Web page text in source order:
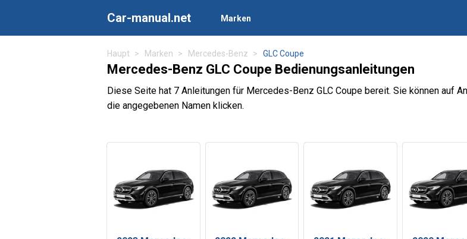
Car-manual.net Marken
Haupt Marken Mercedes-Benz GLC Coupe
Mercedes-Benz GLC Coupe Bedienungsanleitungen
Diese Seite hat 7 Anleitungen für Mercedes-Benz GLC Coupe bereit. Sie können auf
die angegebenen Namen klicken.